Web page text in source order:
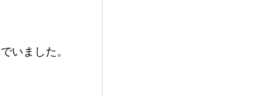
いました。